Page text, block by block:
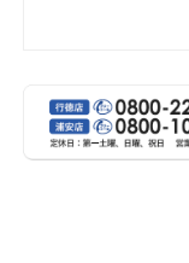
外壁
「そ
に勧